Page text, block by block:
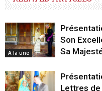
A la une
Son
Sa
Lettres de